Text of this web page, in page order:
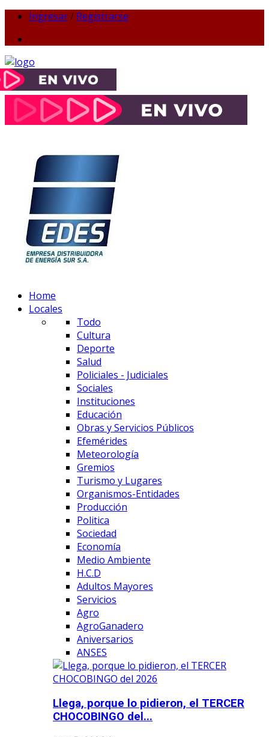
Ingresar/ Registrarse
Home
Locales
Todo
Cultura
Deporte
Salud
Policiales - Judiciales
Sociales
Instituciones
Educación
Obras y Servicios Públicos
Efemérides
Meteorología
Gremios
Turismo y Lugares
Organismos-Entidades
Producción
Politica
Sociedad
Economía
Medio Ambiente
H.C.D
Adultos Mayores
Servicios
Agro
AgroGanadero
Aniversarios
ANSES
Llega, porque lo pidieron, el TERCER
CHOCOBINGO del...